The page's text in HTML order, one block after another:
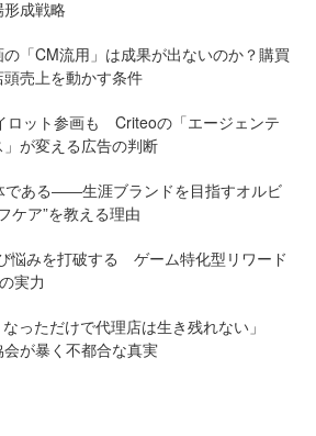
成戦略
「CM流用」は成果が出ないのか？購買
売上を動かす条件
ロット参画も Criteoの「エージェンテ
が変える広告の判断
である――生涯ブランドを目指すオルビ
ケア”を教える理由
悩みを打破する ゲーム特化型リワード
実力
なっただけで代理店は生き残れない」
が暴く不都合な真実